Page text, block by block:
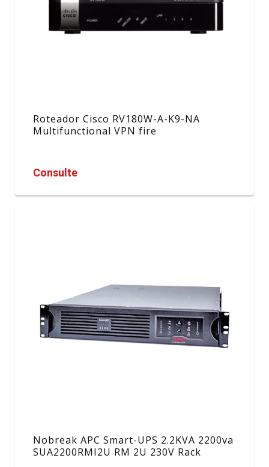
Roteador Cisco RV180W-A-K9-NA
Multifunctional VPN fire
Consulte
Nobreak APC Smart-UPS 2.2KVA 2200va
SUA2200RMI2U RM 2U 230V Rack